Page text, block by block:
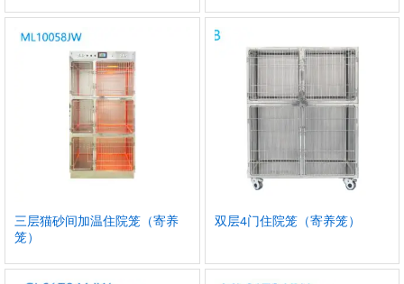
三层猫砂间加温住院笼（寄养
笼）
双层4门住院笼（寄养笼）